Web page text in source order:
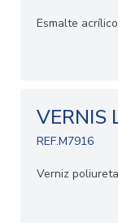
Esmalte
VERNIS
REF.M7916
Verniz